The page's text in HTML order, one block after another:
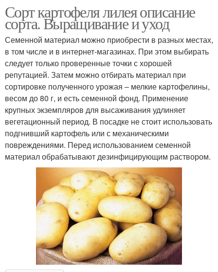
Сорт картофеля лилея описание
сорта. Выращивание и уход
Семенной материал можно приобрести в разных местах,
в том числе и в интернет-магазинах. При этом выбирать
следует только проверенные точки с хорошей
репутацией. Затем можно отбирать материал при
сортировке полученного урожая – мелкие картофелины,
весом до 80 г, и есть семенной фонд. Применение
крупных экземпляров для высаживания удлиняет
вегетационный период. В посадке не стоит использовать
подгнивший картофель или с механическими
повреждениями. Перед использованием семенной
материал обрабатывают дезинфицирующим раствором.